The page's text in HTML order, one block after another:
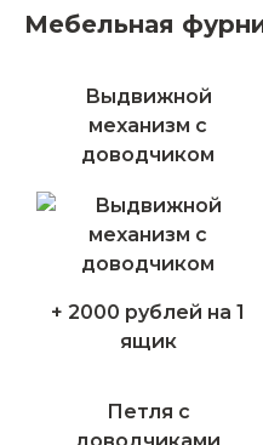
Мебельная
Выдвижной
механизм с
доводчиком
+ 2000 рублей на 1
ящик
Петля с
доводчиками